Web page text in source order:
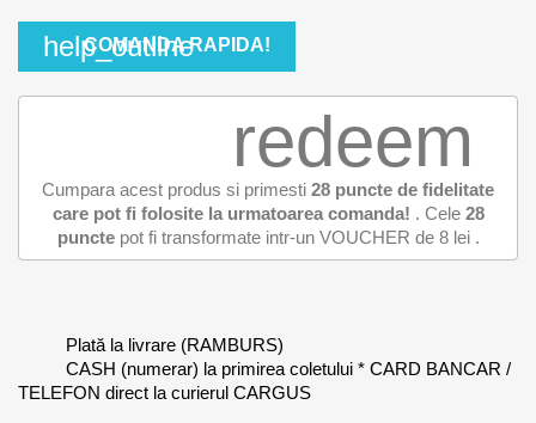
help_outline
COMANDA RAPIDA!
redeem
Cumpara acest produs si primesti 28 puncte de fidelitate
care pot fi folosite la urmatoarea comanda! . Cele 28
punctepot fi transformate intr-un VOUCHER de 8 lei.
Plată la livrare (RAMBURS)
CASH (numerar) la primirea coletului * CARD BANCAR /
TELEFON direct la curierul CARGUS